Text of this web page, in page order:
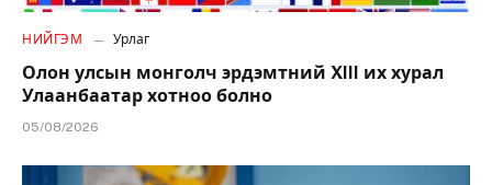
НИЙГЭМ Урлаг
Олон улсын монголч эрдэмтний XIII их хурал
Улаанбаатар хотноо болно
05/08/2026